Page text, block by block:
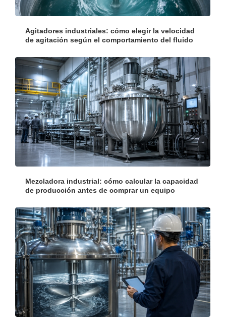
Agitadores industriales: cómo elegir la velocidad
de agitación según el comportamiento del fluido
Mezcladora industrial: cómo calcular la capacidad
de producción antes de comprar un equipo